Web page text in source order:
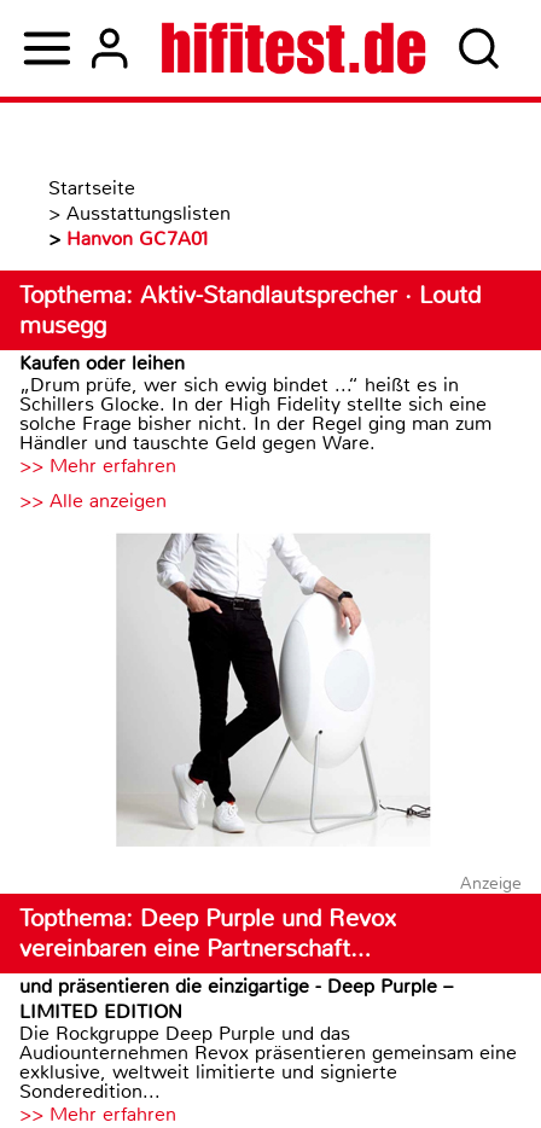
Startseite
> Ausstattungslisten
> Hanvon GC7A01
Topthema: Aktiv-Standlautsprecher · Loutd
musegg
Kaufen oder leihen
„Drum prüfe, wer sich ewig bindet ...“ heißt es in
Schillers Glocke. In der High Fidelity stellte sich eine
solche Frage bisher nicht. In der Regel ging man zum
Händler und tauschte Geld gegen Ware.
>> Mehr erfahren
>> Alle anzeigen
Anzeige
Topthema: Deep Purple und Revox
vereinbaren eine Partnerschaft…
und präsentieren die einzigartige - Deep Purple –
LIMITED EDITION
Die Rockgruppe Deep Purple und das
Audiounternehmen Revox präsentieren gemeinsam eine
exklusive, weltweit limitierte und signierte
Sonderedition...
>> Mehr erfahren